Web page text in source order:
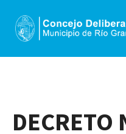
contenido
DECRETO